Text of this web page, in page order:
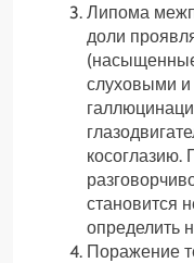
Липома
доли
слуховыми
косоглазию.
становится
определить
Поражение